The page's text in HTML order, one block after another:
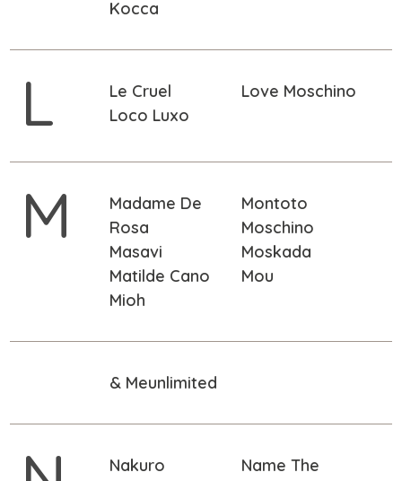
Kocca
L
Le Cruel
Loco Luxo
Love Moschino
M
Madame De
Rosa
Masavi
Matilde Cano
Mioh
Montoto
Moschino
Moskada
Mou
& Meunlimited
Nakuro
Name The